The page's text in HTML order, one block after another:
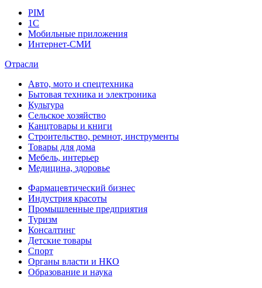
PIM
1C
Мобильные приложения
Интернет-СМИ
Отрасли
Авто, мото и спецтехника
Бытовая техника и электроника
Культура
Сельское хозяйство
Канцтовары и книги
Строительство, ремнот, инструменты
Товары для дома
Мебель, интерьер
Медицина, здоровье
Фармацевтический бизнес
Индустрия красоты
Промышленные предприятия
Туризм
Консалтинг
Детские товары
Спорт
Органы власти и НКО
Образование и наука